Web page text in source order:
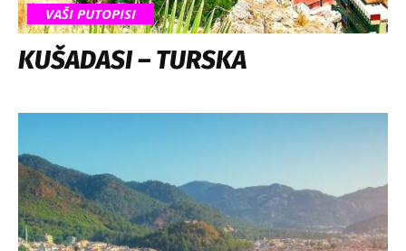
VAŠI PUTOPISI
KUŠADASI – TURSKA